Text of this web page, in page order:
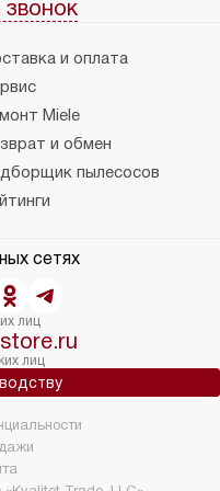
звонок
и оплата
Miele
и обмен
пылесосов
сетях
лиц
лиц